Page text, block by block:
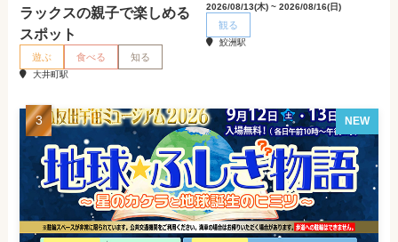
ラックスの親子で楽しめる
スポット
遊ぶ 食べる 知る
大井町駅
2026/08/13(木) ~ 2026/08/16(日)
観る
鮫洲駅
NEW